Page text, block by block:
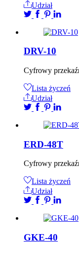
Udział
DRV-10
Cyfrowy
Lista życzeń
Udział
ERD-48T
Cyfrowy
Lista życzeń
Udział
GKE-40